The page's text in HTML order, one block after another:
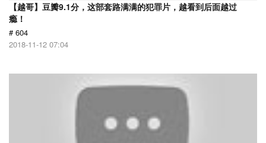
【越哥】豆瓣9.1分，这部套路满满的犯罪片，越看到后面越过
瘾！
# 604
2018-11-12 07:04